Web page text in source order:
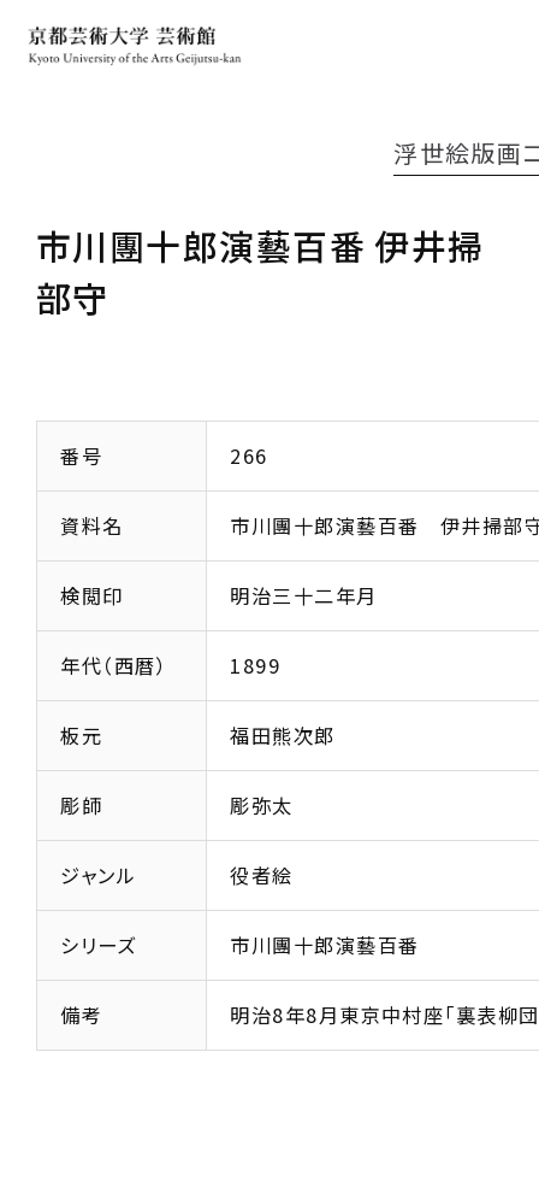
市川團十郎演藝百番 伊井掃
部守
浮世絵版画
番号 266
資料名 市川團十郎演藝百番 伊井掃部
検閲印 明治三十二年月
年代（西暦） 1899
板元 福田熊次郎
彫師 彫弥太
ジャンル 役者絵
シリーズ 市川團十郎演藝百番
備考 明治8年8月東京中村座「裏表柳団